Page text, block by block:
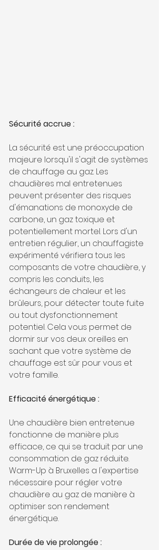
Sécurité accrue :
La sécurité est une préoccupation
majeure lorsqu'il s'agit de systèmes
de chauffage au gaz. Les
chaudières mal entretenues
peuvent présenter des risques
d'émanations de monoxyde de
carbone, un gaz toxique et
potentiellement mortel. Lors d'un
entretien régulier, un chauffagiste
expérimenté vérifiera tous les
composants de votre chaudière, y
compris les conduits, les
échangeurs de chaleur et les
brûleurs, pour détecter toute fuite
ou tout dysfonctionnement
potentiel. Cela vous permet de
dormir sur vos deux oreilles en
sachant que votre système de
chauffage est sûr pour vous et
votre famille.
Efficacité énergétique :
Une chaudière bien entretenue
fonctionne de manière plus
efficace, ce qui se traduit par une
consommation de gaz réduite.
Warm-Up à Bruxelles a l'expertise
nécessaire pour régler votre
chaudière au gaz de manière à
optimiser son rendement
énergétique.
Durée de vie prolongée :